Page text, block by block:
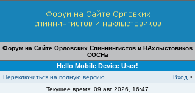
Форум на Сайте Орловских Спиннингистов и НАхлыстовиков
СОСНа
Hello Mobile Device User!
Переключиться на полную версию Вход •
Текущее время: 09 авг 2026, 16:47